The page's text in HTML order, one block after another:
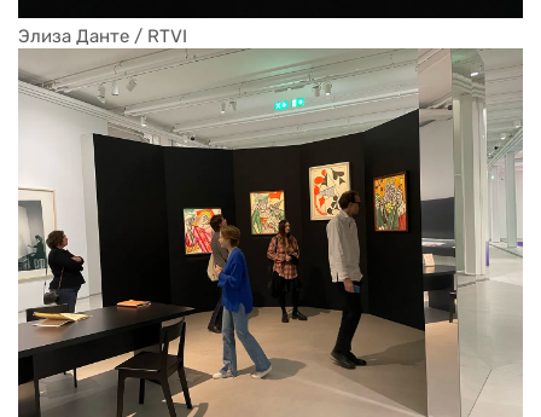
Элиза Данте / RTVI